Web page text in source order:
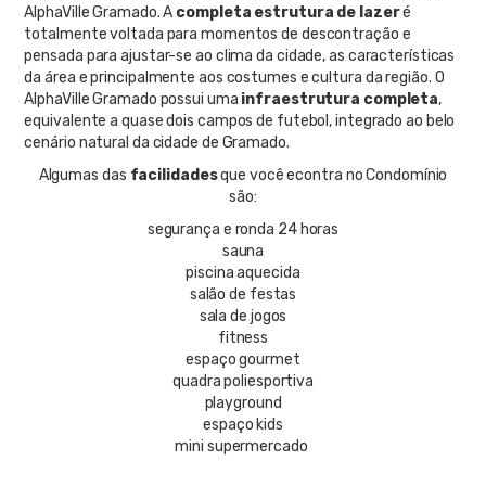
AlphaVille Gramado. A completa estrutura de lazeré
totalmente voltada para momentos de descontração e
pensada para ajustar-se ao clima da cidade, as características
da área e principalmente aos costumes e cultura da região. O
AlphaVille Gramado possui uma infraestrutura completa,
equivalente a quase dois campos de futebol, integrado ao belo
cenário natural da cidade de Gramado.
Algumas das facilidadesque você econtra no Condomínio
são:
segurança e ronda 24 horas
sauna
piscina aquecida
salão de festas
sala de jogos
fitness
espaço gourmet
quadra poliesportiva
playground
espaço kids
mini supermercado